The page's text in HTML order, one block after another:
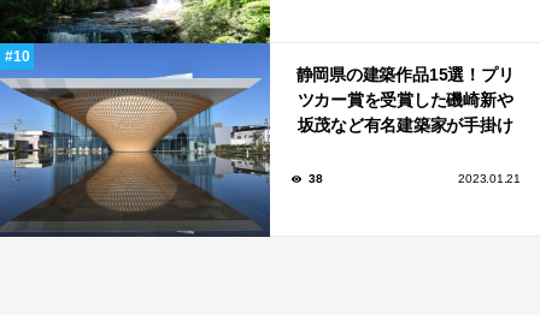
静岡県の建築作品15選！プリ
ツカー賞を受賞した磯崎新や
坂茂など有名建築家が手掛け
38 2023.01.21